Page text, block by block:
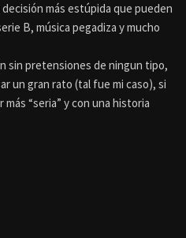
más estúpida que pueden
B, música pegadiza y mucho
sin pretensiones de ningun tipo,
un gran rato (tal fue mi caso), si
“seria” y con una historia